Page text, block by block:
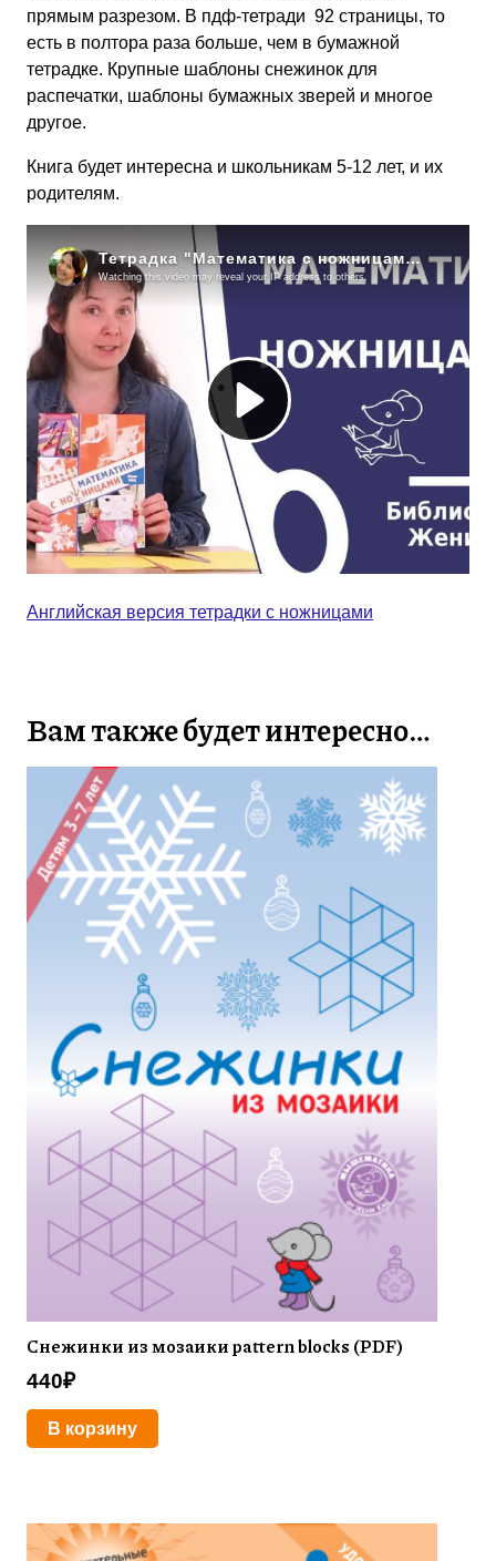
прямым разрезом. В пдф-тетради 92 страницы, то
есть в полтора раза больше, чем в бумажной
тетрадке. Крупные шаблоны снежинок для
распечатки, шаблоны бумажных зверей и многое
другое.
Книга будет интересна и школьникам 5-12 лет, и их
родителям.
Английская версия тетрадки с ножницами
Вам также будет интересно…
Снежинки из мозаики pattern blocks (PDF)
440₽
В корзину